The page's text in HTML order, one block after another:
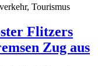
Tourismus
Flitzers
Zug aus